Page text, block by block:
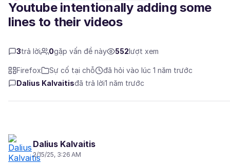
Youtube intentionally adding some
lines to their videos
3trả lời 0gặp vấn đề này 552lượt xem
Firefox Sự cố tại chỗ
đã hỏi vào lúc 1 năm trước
Dalius Kalvaitisđã trả lời1 năm trước
Dalius Kalvaitis
2/15/25, 3:26 AM